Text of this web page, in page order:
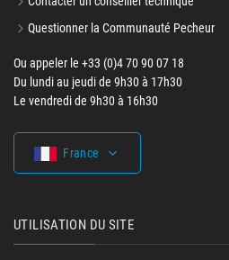
Questionner la Communauté Pecheur
Ou appeler le +33 (0)4 70 90 07 18
Du lundi au jeudi de 9h30 à 17h30
Le vendredi de 9h30 à 16h30
France
UTILISATION DU SITE